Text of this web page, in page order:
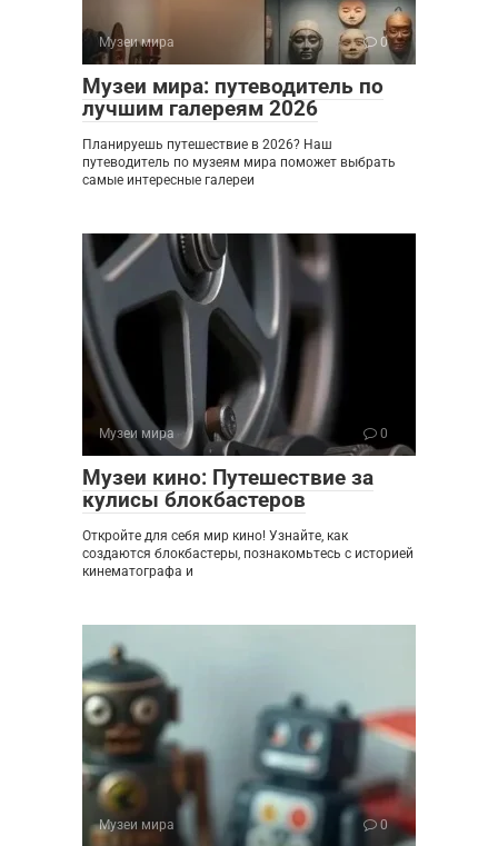
Музеи мира 0
Музеи мира: путеводитель по
лучшим галереям 2026
Планируешь путешествие в 2026? Наш
путеводитель по музеям мира поможет выбрать
самые интересные галереи
Музеи мира 0
Музеи кино: Путешествие за
кулисы блокбастеров
Откройте для себя мир кино! Узнайте, как
создаются блокбастеры, познакомьтесь с историей
кинематографа и
Музеи мира 0